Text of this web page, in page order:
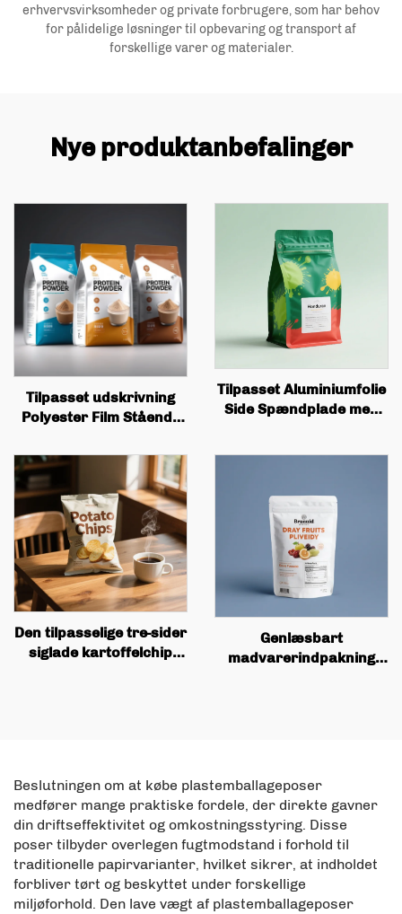
erhvervsvirksomheder og private forbrugere, som har behov
for pålidelige løsninger til opbevaring og transport af
forskellige varer og materialer.
Nye produktanbefalinger
Tilpasset udskrivning
Polyester Film Stående
Zipper Candy Nut
Snacks Anti Lugt
Hundesæk Pakning
Tilpasset Aluminiumfolie
Side Spændplade med
Den tilpasselige tre-sider
siglade kartoffelchip
Genlæsbart
madvarerindpakning
Beslutningen om at købe plastemballageposer
medfører mange praktiske fordele, der direkte gavner
din driftseffektivitet og omkostningsstyring. Disse
poser tilbyder overlegen fugtmodstand i forhold til
traditionelle papirvarianter, hvilket sikrer, at indholdet
forbliver tørt og beskyttet under forskellige
miljøforhold. Den lave vægt af plastemballageposer